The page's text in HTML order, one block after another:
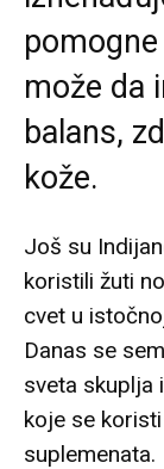
može da
balans,
kože.
Još su
koristili žuti
cvet u
Danas se
sveta skuplja
koje se
suplemenata.